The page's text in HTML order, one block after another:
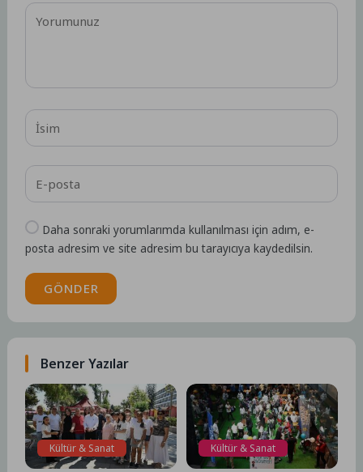
Daha sonraki yorumlarımda kullanılması için adım, e-
posta adresim ve site adresim bu tarayıcıya kaydedilsin.
GÖNDER
Benzer Yazılar
Kültür & Sanat Kültür & Sanat